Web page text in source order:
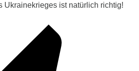
Ukrainekrieges ist natürlich richtig!